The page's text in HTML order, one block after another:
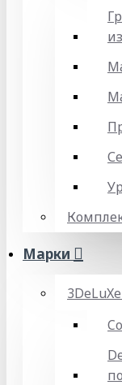
Марки
3DeLuXe